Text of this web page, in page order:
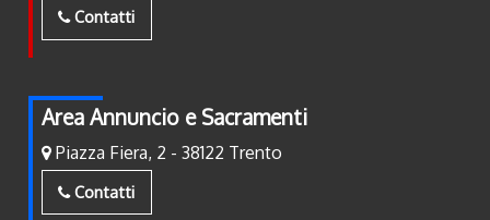
Contatti
Area Annuncio e Sacramenti
Piazza Fiera, 2 - 38122 Trento
Contatti